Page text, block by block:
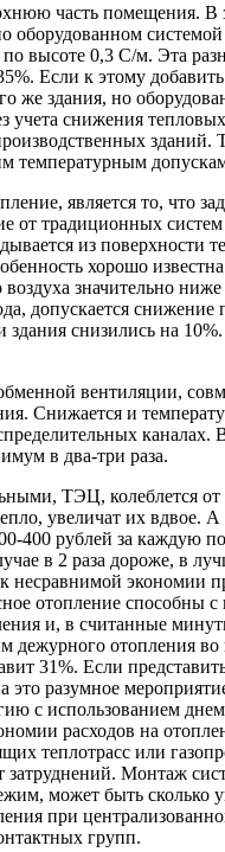
часть помещения.
высоте 0,3 С/м. Эта
Если к этому
же здания, но
снижения
зданий.
температурным
является то, что
традиционных систем
из
хорошо
значительно
допускается
снизились на
вентиляции,
Снижается и
в два-три раза.
ТЭЦ, колеблется от
увеличат их
400 рублей за каждую
в 2 раза дороже,
несравнимой экономии
отопление
и, в считанные
отопления
31%. Если
разумное
с использованием
расходов на
теплотрасс или
затруднений. Монтаж
может быть сколько
при
групп.